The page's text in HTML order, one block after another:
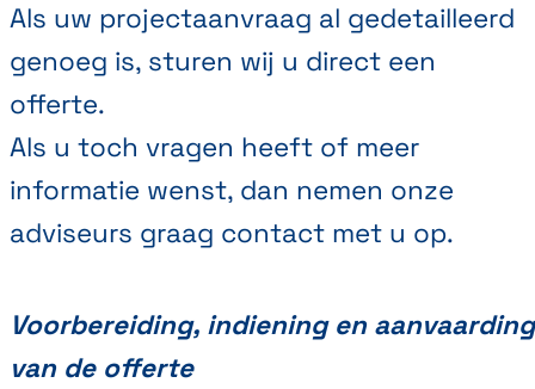
Als uw projectaanvraag al gedetailleerd
genoeg is, sturen wij u direct een
offerte.
Als u toch vragen heeft of meer
informatie wenst, dan nemen onze
adviseurs graag contact met u op.
Voorbereiding, indiening en aanvaarding
van de offerte